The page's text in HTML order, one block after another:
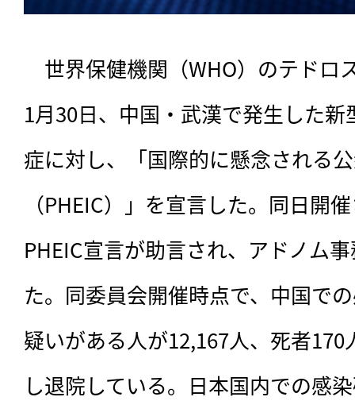
世界保健機関（WHO）のテドロ
1月30日、中国・武漢で発生した
症に対し、「国際的に懸念される
（PHEIC）」を宣言した。同日開
PHEIC宣言が助言され、アドノム
た。同委員会開催時点で、中国で
疑いがある人が12,167人、死者
し退院している。日本国内での感